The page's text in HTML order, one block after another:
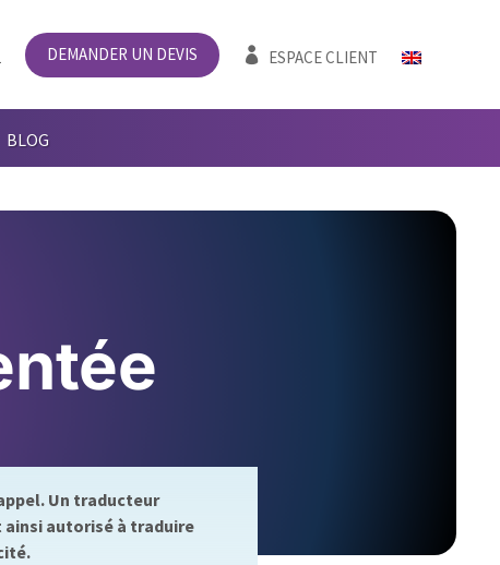
DEMANDER UN DEVIS  ESPACE CLIENT
BLOG
Un traducteur
ainsi autorisé à traduire